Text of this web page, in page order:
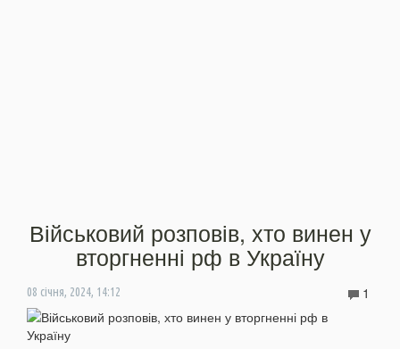
Військовий розповів, хто винен у
вторгненні рф в Україну
08 січня, 2024, 14:12 1